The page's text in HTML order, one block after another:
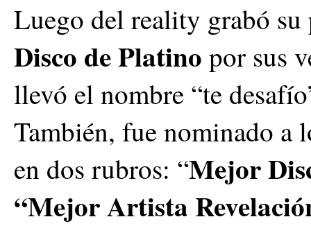
Luego del reality grabó
Disco de Platino por sus
llevó el nombre “te
También, fue nominado a
en dos rubros: “Mejor
“Mejor Artista